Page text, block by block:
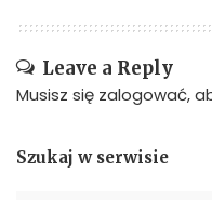
Leave a Reply
Musisz się zalogować,
Szukaj w serwisie